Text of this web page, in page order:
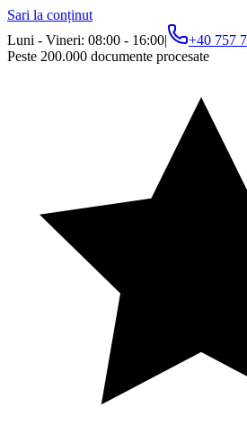
Sari la conținut
Luni - Vineri: 08:00 - 16:00|
+40 757
Peste 200.000 documente procesate